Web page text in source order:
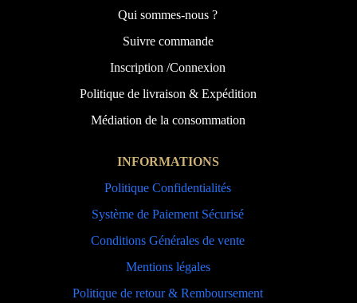
Qui sommes-nous ?
Suivre commande
Inscription /Connexion
Politique de livraison & Expédition
Médiation de la consommation
INFORMATIONS
Politique Confidentialités
Système de Paiement Sécurisé
Conditions Générales de vente
Mentions légales
Politique de retour & Remboursement